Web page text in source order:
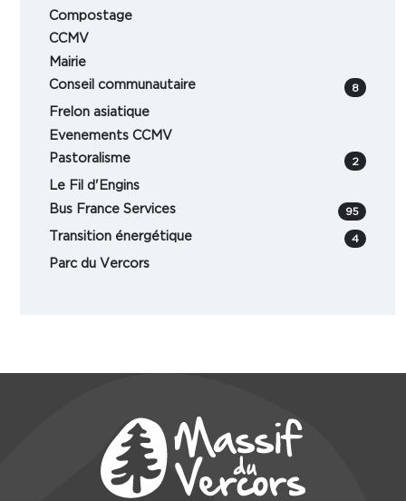
Compostage
CCMV
Mairie
Conseil communautaire
8
Frelon asiatique
Evenements CCMV
Pastoralisme
2
Le Fil d'Engins
Bus France Services
95
Transition énergétique 4
Parc du Vercors